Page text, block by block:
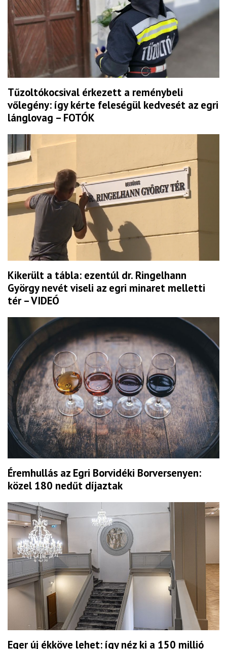
Tűzoltókocsival érkezett a reménybeli
vőlegény: így kérte feleségül kedvesét az egri
lánglovag – FOTÓK
Kikerült a tábla: ezentúl dr. Ringelhann
György nevét viseli az egri minaret melletti
tér – VIDEÓ
Éremhullás az Egri Borvidéki Borversenyen:
közel 180 nedűt díjaztak
Eger új ékköve lehet: így néz ki a 150 millió